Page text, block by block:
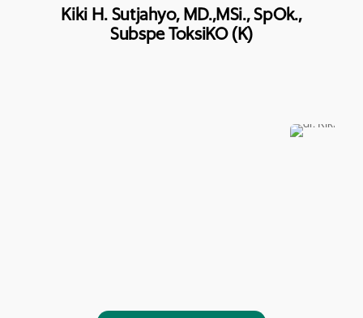
Kiki H. Sutjahyo, MD.,MSi., SpOk.,
Subspe ToksiKO (K)